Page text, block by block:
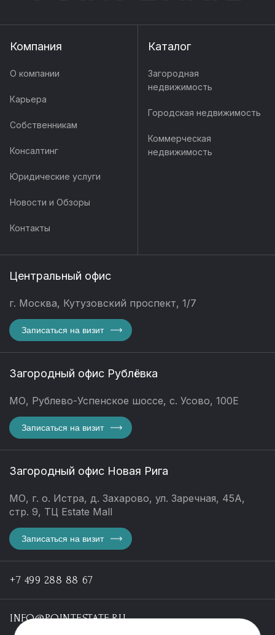
Компания
О компании
Карьера
Собственникам
Консалтинг
Юридические услуги
Новости и Обзоры
Контакты
Каталог
Загородная
недвижимость
Городская недвижимость
Коммерческая
недвижимость
Центральный офис
г. Москва, Кутузовский проспект, 1/7
Записаться на визит
Загородный офис Рублёвка
МО, Рублево-Успенское шоссе, с. Усово, 100Е
Записаться на визит
Загородный офис Новая Рига
МО, г. о. Истра, д. Захарово, ул. Заречная, 45А,
стр. 9, ТЦ Estate Mall
Записаться на визит
+7 499 288 88 67
INFO@POINTESTATE.RU